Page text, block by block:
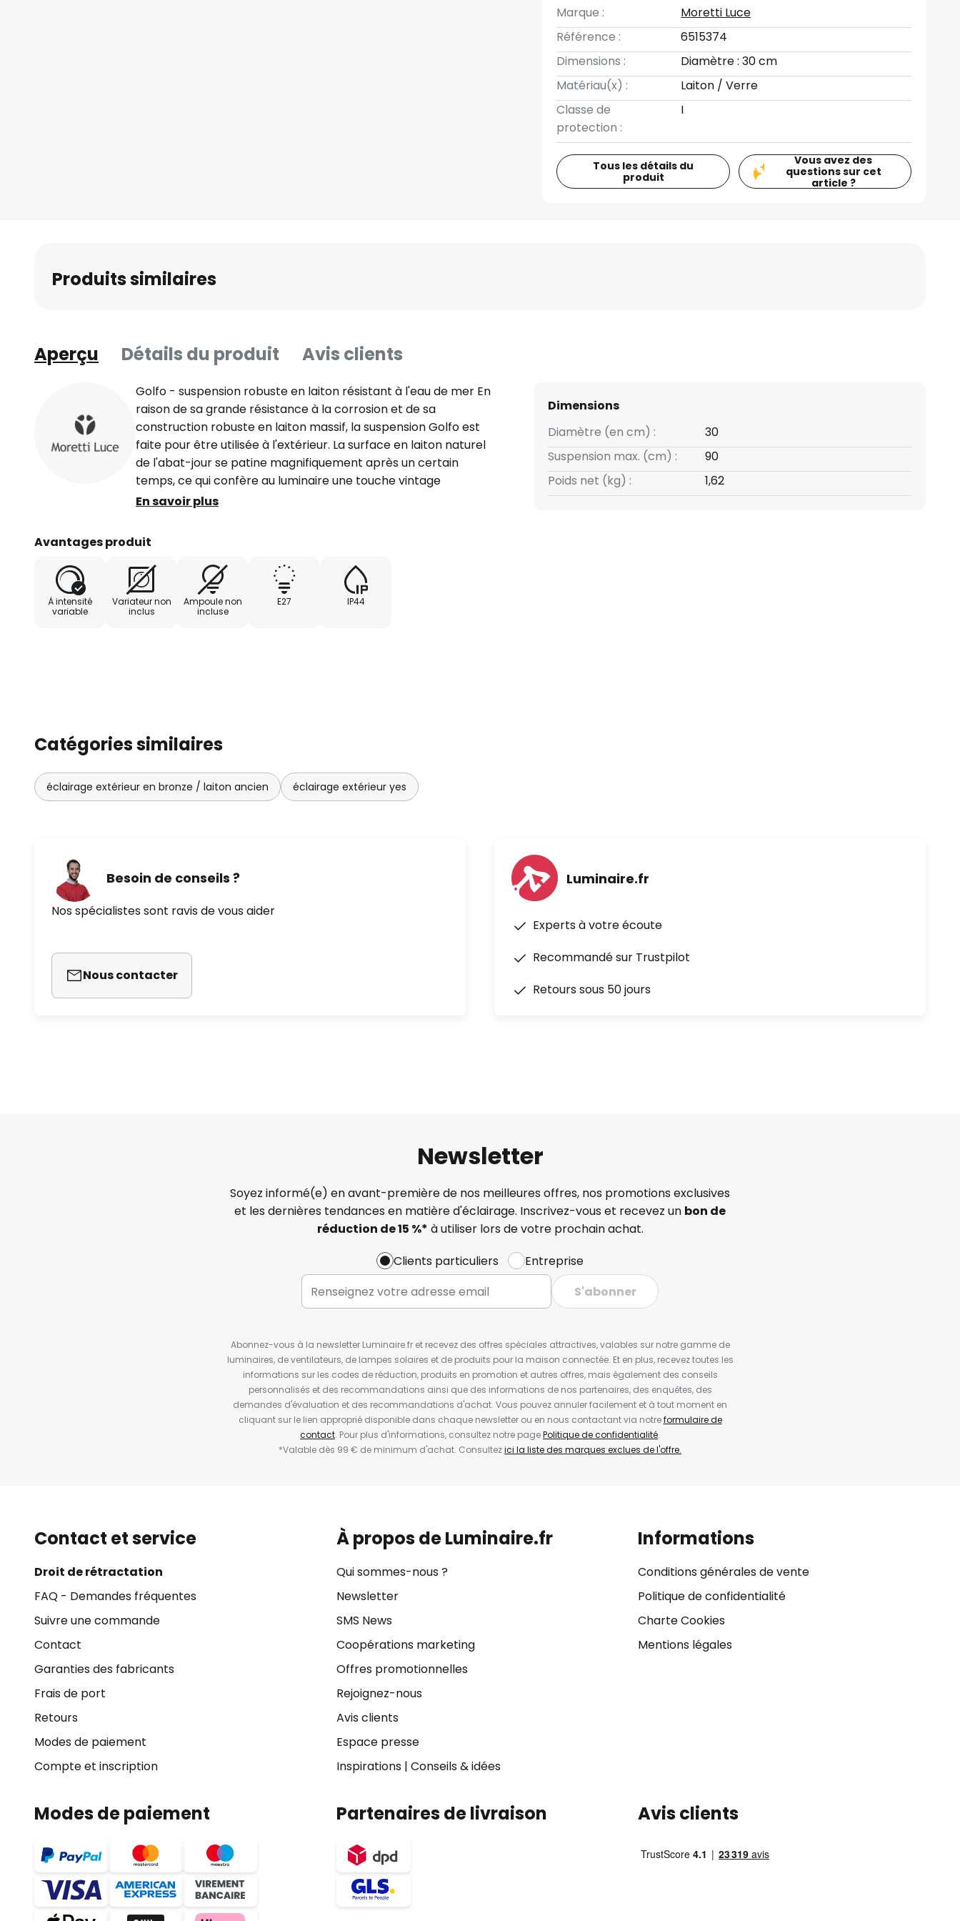
Marque :
Moretti Luce
Référence :
6515374
Dimensions :
Diamètre : 30 cm
Matériau(x) :
Laiton / Verre
Classe de
protection :
I
Tous les détails du
produit
Vous avez des
questions sur cet
article ?
Produits similaires
Aperçu Détails du produit Avis clients
Golfo - suspension robuste en laiton résistant à l'eau de mer En
raison de sa grande résistance à la corrosion et de sa
construction robuste en laiton massif, la suspension Golfo est
faite pour être utilisée à l'extérieur. La surface en laiton naturel
de l'abat-jour se patine magnifiquement après un certain
temps, ce qui confère au luminaire une touche vintage
particulière. La douille E27 intégrée, entourée d'un abat-jour
d'ampoules jusqu'à 52 watts maximum.
En savoir plus
Avantages produit
À intensité
variable
Variateur non
inclus
Ampoule non
incluse
E27 IP44
Dimensions
Diamètre (en cm) :
30
Suspension max. (cm) :
90
Poids net (kg) :
1,62
Catégories similaires
éclairage extérieur en bronze / laiton ancien éclairage extérieur yes
Besoin de conseils ?
Nos spécialistes sont ravis de vous aider
Nous contacter
Luminaire.fr
Experts à votre écoute
Recommandé sur Trustpilot
Retours sous 50 jours
Newsletter
Soyez informé(e) en avant-première de nos meilleures offres, nos promotions exclusives
et les dernières tendances en matière d'éclairage. Inscrivez-vous et recevez un bon de
réduction de 15 %* à utiliser lors de votre prochain achat.
Clients particuliers
Entreprise
S'abonner
Abonnez-vous à la newsletter Luminaire.fr et recevez des offres spéciales attractives, valables sur notre gamme de
luminaires, de ventilateurs, de lampes solaires et de produits pour la maison connectée. Et en plus, recevez toutes les
informations sur les codes de réduction, produits en promotion et autres offres, mais également des conseils
personnalisés et des recommandations ainsi que des informations de nos partenaires, des enquêtes, des
demandes d'évaluation et des recommandations d'achat. Vous pouvez annuler facilement et à tout moment en
cliquant sur le lien approprié disponible dans chaque newsletter ou en nous contactant via notreformulaire de
contact. Pour plus d'informations, consultez notre pagePolitique de confidentialité.
*Valable dès 99 € de minimum d'achat. Consultezici la liste des marques exclues de l'offre.
Contact et service
Droit de rétractation
FAQ - Demandes fréquentes
Suivre une commande
Contact
Garanties des fabricants
Frais de port
Retours
Modes de paiement
Compte et inscription
À propos de Luminaire.fr
Qui sommes-nous ?
Newsletter
SMS News
Coopérations marketing
Offres promotionnelles
Rejoignez-nous
Avis clients
Espace presse
Inspirations| Conseils & idées
Informations
Conditions générales de vente
Politique de confidentialité
Charte Cookies
Mentions légales
Modes de paiement Partenaires de livraison Avis clients